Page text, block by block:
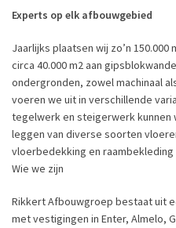
Experts op elk afbouwgebied
Jaarlijks plaatsen wij zo’n
circa 40.000 m2 aan
ondergronden, zowel machinaal
voeren we uit in verschillende
tegelwerk en steigerwerk
leggen van diverse soorten
vloerbedekking en
Wie we zijn
Rikkert Afbouwgroep bestaat uit
met vestigingen in Enter, Almelo,